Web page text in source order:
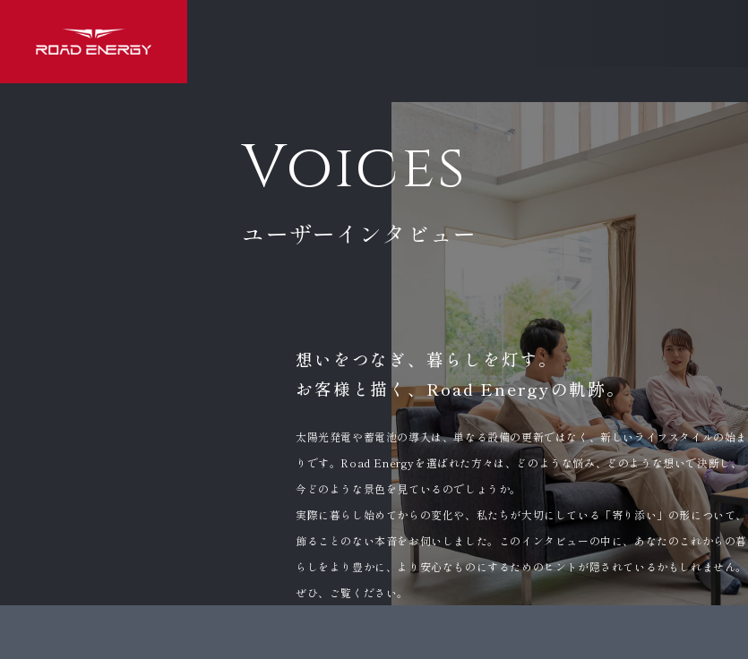
Voices
ユーザーインタビュー
想いをつなぎ、暮らしを灯す。
お客様と描く、Road Energyの軌跡。
太陽光発電や蓄電池の導入は、単なる設備の更新ではなく、新しいライフスタイルの始ま
りです。Road Energyを選ばれた方々は、どのような悩み、どのような想いで決断し、
今どのような景色を見ているのでしょうか。
実際に暮らし始めてからの変化や、私たちが大切にしている「寄り添い」の形について、
飾ることのない本音をお伺いしました。このインタビューの中に、あなたのこれからの暮
らしをより豊かに、より安心なものにするためのヒントが隠されているかもしれません。
ぜひ、ご覧ください。